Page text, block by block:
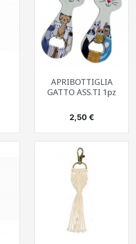
APRIBOTTIGLIA
GATTO ASS.TI 1pz
Prezzo
2,50 €